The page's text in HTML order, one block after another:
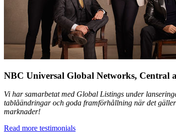
NBC Universal Global Networks, Central
Vi har samarbetat med Global Listings under
tablåändringar och goda framförhållning när det
marknader!
Read more testimonials